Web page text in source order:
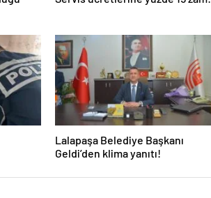
Lalapaşa Belediye Başkanı
Geldi’den klima yanıtı!